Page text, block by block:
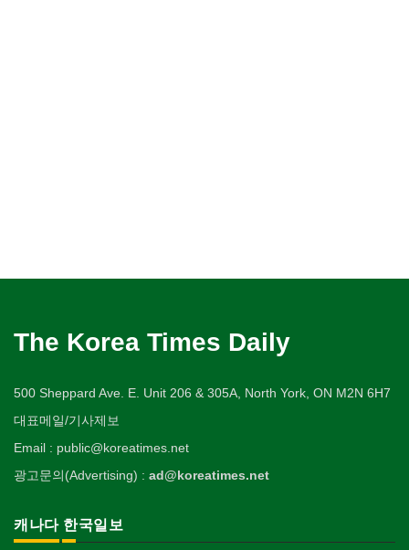
The Korea Times Daily
500 Sheppard Ave. E. Unit 206 & 305A, North York, ON M2N 6H7
대표메일/기사제보
Email : public@koreatimes.net
광고문의(Advertising) : ad@koreatimes.net
캐나다 한국일보